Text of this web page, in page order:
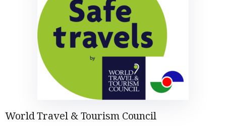
World Travel & Tourism Council